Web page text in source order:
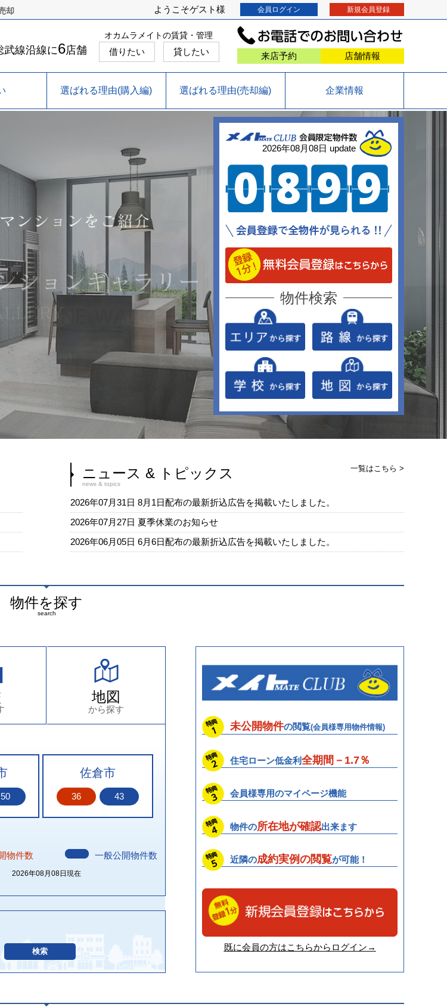
却 ようこそゲスト様 会員ログイン 新規会員登録
武線沿線に6店舗
オカムラメイトの賃貸・管理
借りたい 貸したい 来店予約 店舗情報
選ばれる理由(購入編) 選ばれる理由(売却編) 企業情報
2026年08月08日 update
0 8 9 9
物件検索
ニュース & トピックス
news & topics
一覧はこちら >
2026年07月31日 8月1日配布の最新折込広告を掲載いたしました。
2026年07月27日 夏季休業のお知らせ
2026年06月05日 6月6日配布の最新折込広告を掲載いたしました。
物件を探す
search
地図
から探す
50
佐倉市
36 43
物件数 一般公開物件数
2026年08月08日現在
未公開物件の閲覧(会員様専用物件情報)
住宅ローン低金利全期間－1.7％
会員様専用のマイページ機能
物件の所在地が確認出来ます
近隣の成約実例の閲覧が可能！
既に会員の方はこちらからログイン→